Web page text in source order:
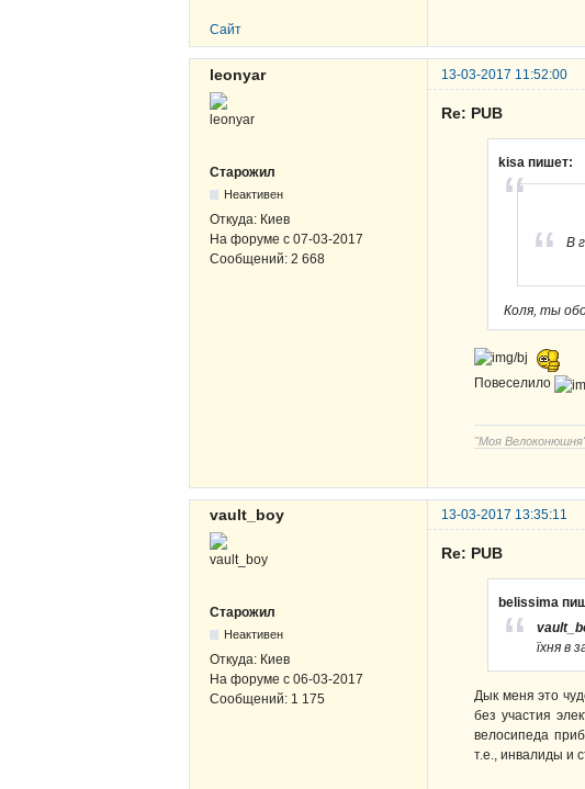
Сайт
leonyar 13-03-2017 11:52:00
Старожил
Неактивен
Откуда: Киев
На форуме с 07-03-2017
Сообщений: 2 668
Re: PUB
kisa пишет:
В
Коля, ты
Повеселило
"Моя
vault_boy 13-03-2017 13:35:11
Старожил
Неактивен
Откуда: Киев
На форуме с 06-03-2017
Сообщений: 1 175
Re: PUB
belissima
їхня в
Дык меня это
без участия
велосипеда
т.е., инвалиды и